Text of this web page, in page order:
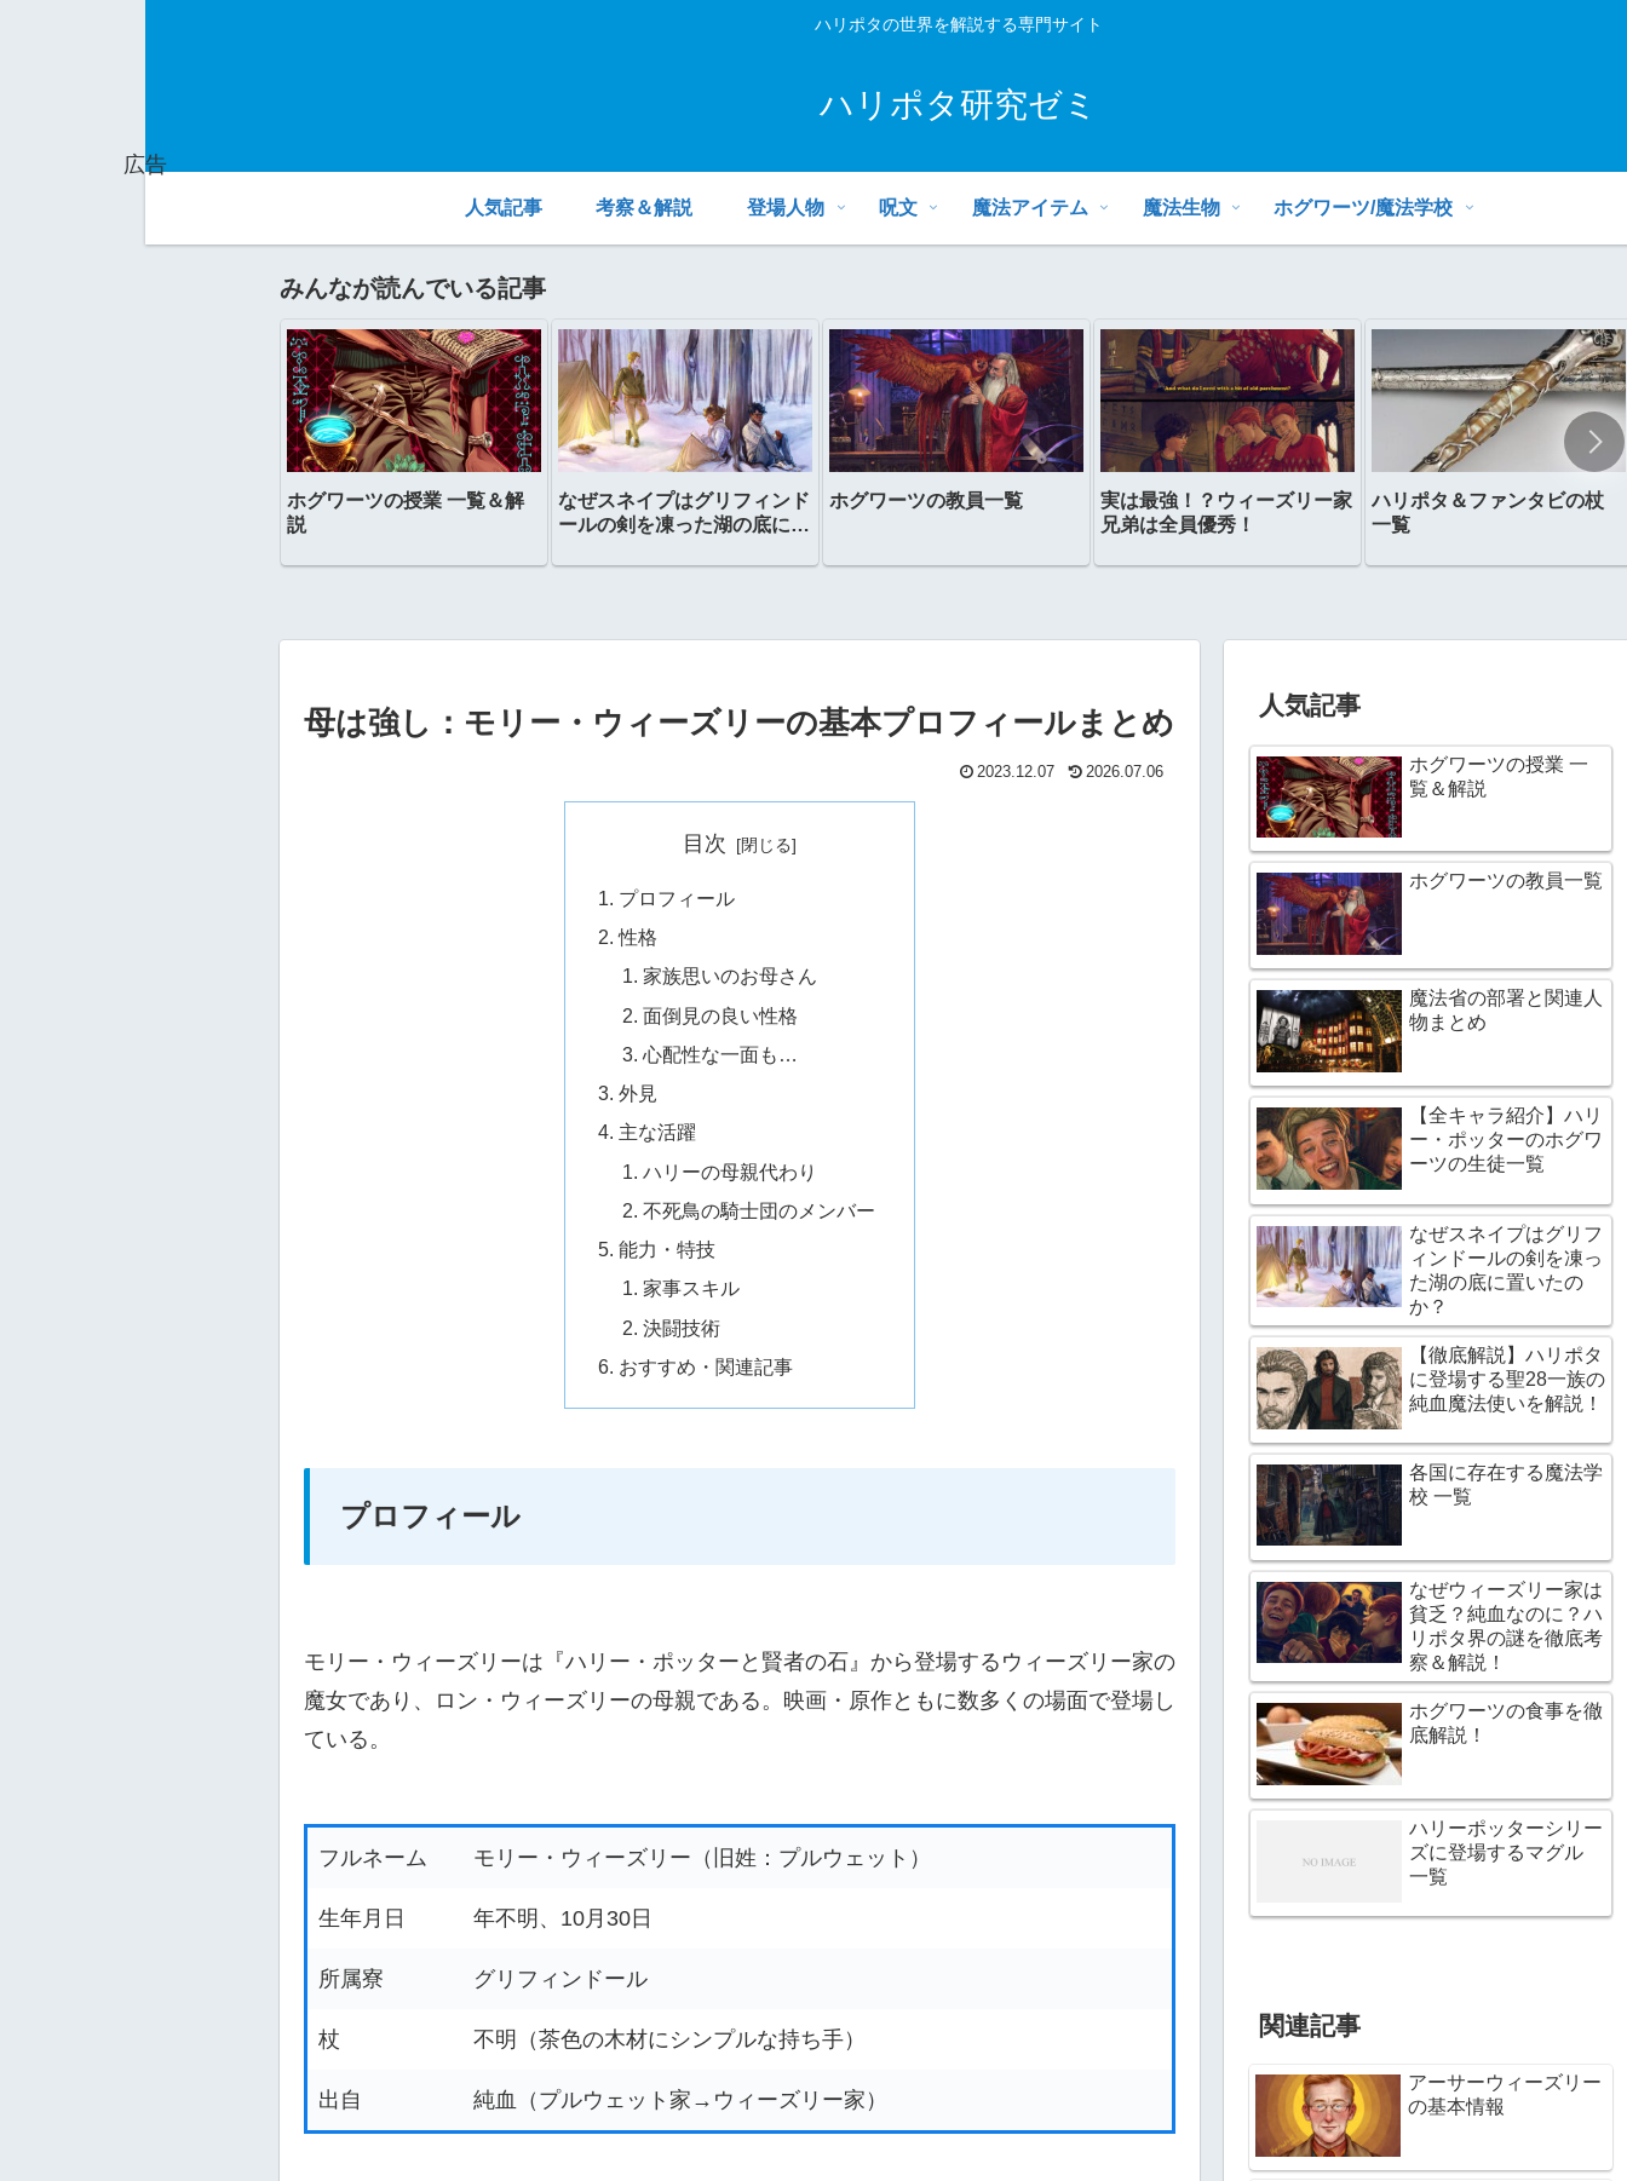
ハリポタの世界を解説する専門サイト
ハリポタ研究ゼミ
人気記事 考察＆解説 登場人物 呪文 魔法アイテム 魔法生物 ホグワーツ/魔法学校
みんなが読んでいる記事
ホグワーツの授業 一覧＆解
説
なぜスネイプはグリフィンド
ールの剣を凍った湖の底に置
ホグワーツの教員一覧
実は最強！？ウィーズリー家
兄弟は全員優秀！
ハリポタ＆ファンタビの杖
一覧
母は強し：モリー・ウィーズリーの基本プロフィールまとめ
2023.12.07 2026.07.06
目次
プロフィール
性格
家族思いのお母さん
面倒見の良い性格
心配性な一面も…
外見
主な活躍
ハリーの母親代わり
不死鳥の騎士団のメンバー
能力・特技
家事スキル
決闘技術
おすすめ・関連記事
プロフィール
モリー・ウィーズリーは『ハリー・ポッターと賢者の石』から登場するウィーズリー家の
魔女であり、ロン・ウィーズリーの母親である。映画・原作ともに数多くの場面で登場し
ている。
フルネーム モリー・ウィーズリー（旧姓：プルウェット）
生年月日 年不明、10月30日
所属寮 グリフィンドール
杖 不明（茶色の木材にシンプルな持ち手）
出自 純血（プルウェット家→ウィーズリー家）
人気記事
ホグワーツの授業 一
覧＆解説
ホグワーツの教員一覧
魔法省の部署と関連人
物まとめ
【全キャラ紹介】ハリ
ー・ポッターのホグワ
ーツの生徒一覧
なぜスネイプはグリフ
ィンドールの剣を凍っ
た湖の底に置いたの
か？
【徹底解説】ハリポタ
に登場する聖28一族の
純血魔法使いを解説！
各国に存在する魔法学
校 一覧
なぜウィーズリー家は
貧乏？純血なのに？ハ
リポタ界の謎を徹底考
察＆解説！
ホグワーツの食事を徹
底解説！
ハリーポッターシリー
ズに登場するマグル
一覧
関連記事
アーサーウィーズリー
の基本情報
広告